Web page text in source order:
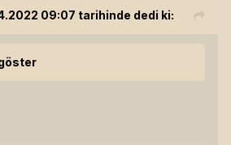
09:07 tarihinde dedi ki: